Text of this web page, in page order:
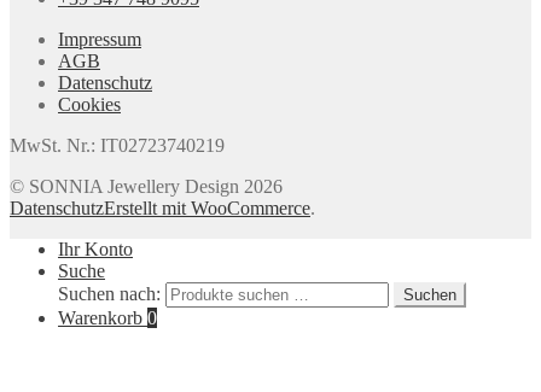
Impressum
AGB
Datenschutz
Cookies
MwSt. Nr.: IT02723740219
© SONNIA Jewellery Design 2026
DatenschutzErstellt mit WooCommerce.
Ihr Konto
Suche
Suchen nach:
Suchen
Warenkorb 0